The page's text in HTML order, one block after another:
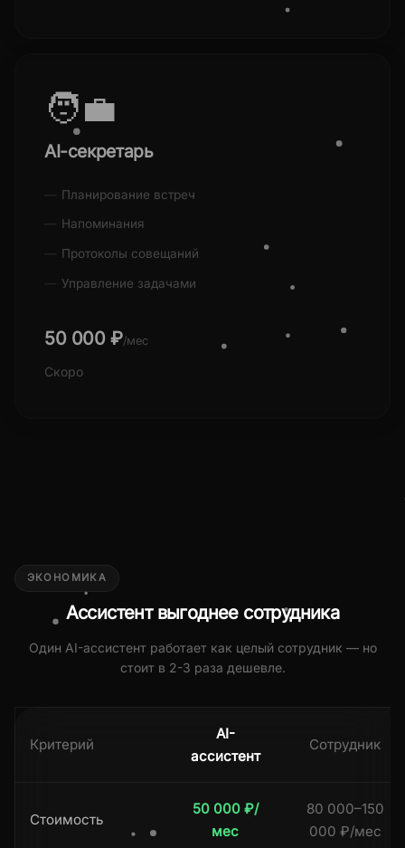
🧑‍💼
AI-секретарь
Планирование встреч
Напоминания
Протоколы совещаний
Управление задачами
50 000 ₽/мес
Скоро
ЭКОНОМИКА
Ассистент выгоднее сотрудника
Один AI-ассистент работает как целый сотрудник — но
стоит в 2-3 раза дешевле.
Критерий
AI-
ассистент
Сотрудник
Стоимость
50 000 ₽/
мес
80 000–150
000 ₽/мес